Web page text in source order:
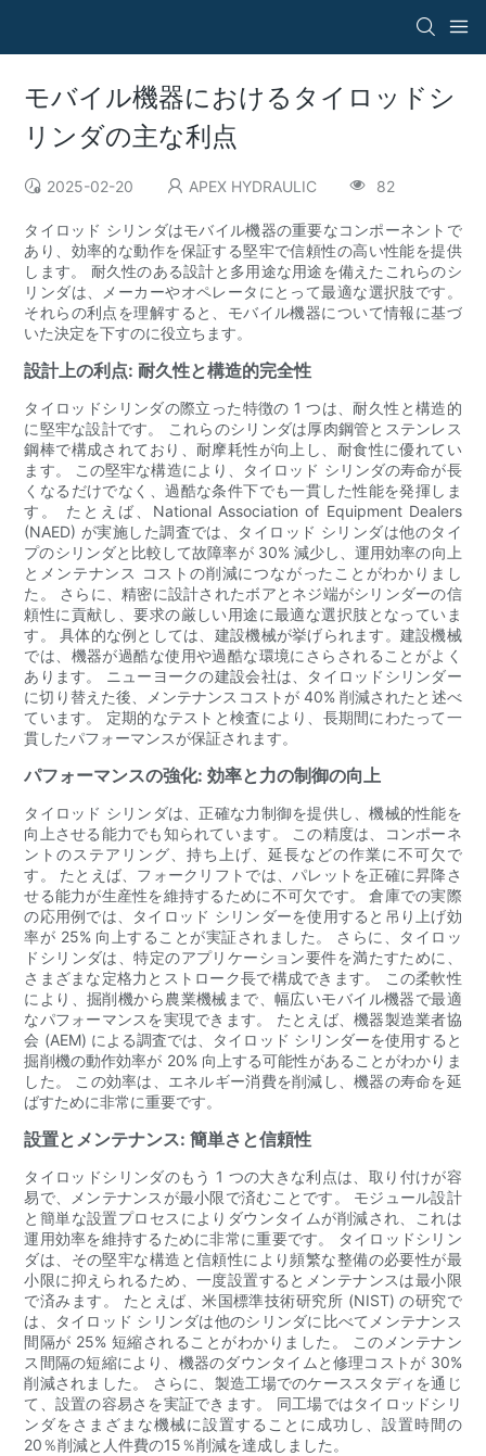
モバイル機器におけるタイロッドシ
リンダの主な利点
2025-02-20 APEX HYDRAULIC 82
タイロッド シリンダはモバイル機器の重要なコンポーネントで
あり、効率的な動作を保証する堅牢で信頼性の高い性能を提供
します。 耐久性のある設計と多用​​途な用途を備えたこれらのシ
リンダは、メーカーやオペレータにとって最適な選択肢です。
それらの利点を理解すると、モバイル機器について情報に基づ
いた決定を下すのに役立ちます。
設計上の利点: 耐久性と構造的完全性
タイロッドシリンダの際立った特徴の 1 つは、耐久性と構造的
に堅牢な設計です。 これらのシリンダは厚肉鋼管とステンレス
鋼棒で構成されており、耐摩耗性が向上し、耐食性に優れてい
ます。 この堅牢な構造により、タイロッド シリンダの寿命が長
くなるだけでなく、過酷な条件下でも一貫した性能を発揮しま
す。 たとえば、National Association of Equipment Dealers
(NAED) が実施した調査では、タイロッド シリンダは他のタイ
プのシリンダと比較して故障率が 30% 減少し、運用効率の向上
とメンテナンス コストの削減につながったことがわかりまし
た。 さらに、精密に設計されたボアとネジ端がシリンダーの信
頼性に貢献し、要求の厳しい用途に最適な選択肢となっていま
す。 具体的な例としては、建設機械が挙げられます。建設機械
では、機器が過酷な使用や過酷な環境にさらされることがよく
あります。 ニューヨークの建設会社は、タイロッドシリンダー
に切り替えた後、メンテナンスコストが 40% 削減されたと述べ
ています。 定期的なテストと検査により、長期間にわたって一
貫したパフォーマンスが保証されます。
パフォーマンスの強化: 効率と力の制御の向上
タイロッド シリンダは、正確な力制御を提供し、機械的性能を
向上させる能力でも知られています。 この精度は、コンポーネ
ントのステアリング、持ち上げ、延長などの作業に不可欠で
す。 たとえば、フォークリフトでは、パレットを正確に昇降さ
せる能力が生産性を維持するために不可欠です。 倉庫での実際
の応用例では、タイロッド シリンダーを使用すると吊り上げ効
率が 25% 向上することが実証されました。 さらに、タイロッ
ドシリンダは、特定のアプリケーション要件を満たすために、
さまざまな定格力とストローク長で構成できます。 この柔軟性
により、掘削機から農業機械まで、幅広いモバイル機器で最適
なパフォーマンスを実現できます。 たとえば、機器製造業者協
会 (AEM) による調査では、タイロッド シリンダーを使用すると
掘削機の動作効率が 20% 向上する可能性があることがわかりま
した。 この効率は、エネルギー消費を削減し、機器の寿命を延
ばすために非常に重要です。
設置とメンテナンス: 簡単さと信頼性
タイロッドシリンダのもう 1 つの大きな利点は、取り付けが容
易で、メンテナンスが最小限で済むことです。 モジュール設計
と簡単な設置プロセスによりダウンタイムが削減され、これは
運用効率を維持するために非常に重要です。 タイロッドシリン
ダは、その堅牢な構造と信頼性により頻繁な整備の必要性が最
小限に抑えられるため、一度設置するとメンテナンスは最小限
で済みます。 たとえば、米国標準技術研究所 (NIST) の研究で
は、タイロッド シリンダは他のシリンダに比べてメンテナンス
間隔が 25% 短縮されることがわかりました。 このメンテナン
ス間隔の短縮により、機器のダウンタイムと修理コストが 30%
削減されました。 さらに、製造工場でのケーススタディを通じ
て、設置の容易さを実証できます。 同工場ではタイロッドシリ
ンダをさまざまな機械に設置することに成功し、設置時間の
20％削減と人件費の15％削減を達成しました。